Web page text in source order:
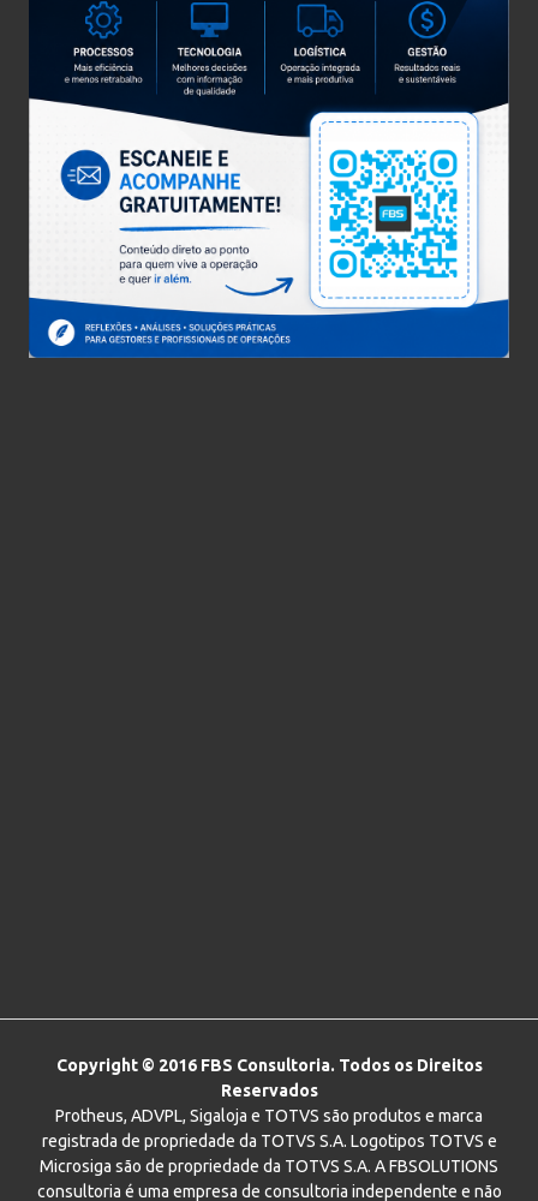
Copyright © 2016 FBS Consultoria. Todos os Direitos
Reservados
Protheus, ADVPL, Sigaloja e TOTVS são produtos e marca
registrada de propriedade da TOTVS S.A. Logotipos TOTVS e
Microsiga são de propriedade da TOTVS S.A. A FBSOLUTIONS
consultoria é uma empresa de consultoria independente e não